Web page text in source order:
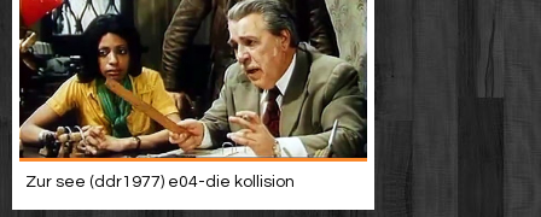
Zur see (ddr1977) e04-die kollision